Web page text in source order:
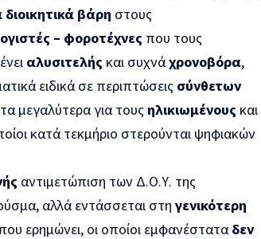
βάρη στους
– φοροτέχνες που τους
αλυσιτελής και συχνάχρονοβόρα,
ειδικά σε περιπτώσεις σύνθετων
μεγαλύτερα για τουςηλικιωμένους και
κατά τεκμήριο στερούνται ψηφιακών
αντιμετώπιση των Δ.Ο.Υ. της
αλλά εντάσσεται στηγενικότερη
ερημώνει, οι οποίοι εμφανέσταταδεν